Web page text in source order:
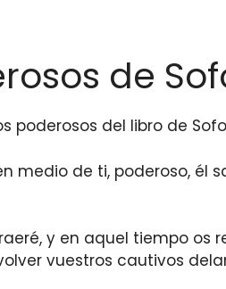
de
poderosos del libro de
medio de ti, poderoso, él
y en aquel tiempo os
vuestros cautivos